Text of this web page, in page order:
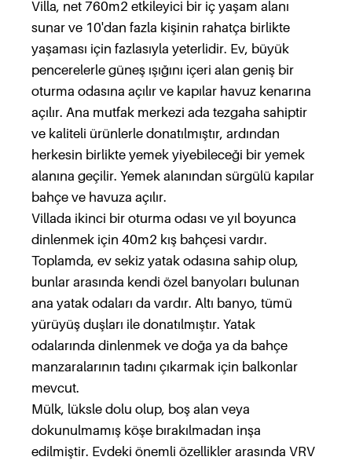
Villa, net 760m2 etkileyici bir iç yaşam alanı
sunar ve 10'dan fazla kişinin rahatça birlikte
yaşaması için fazlasıyla yeterlidir. Ev, büyük
pencerelerle güneş ışığını içeri alan geniş bir
oturma odasına açılır ve kapılar havuz kenarına
açılır. Ana mutfak merkezi ada tezgaha sahiptir
ve kaliteli ürünlerle donatılmıştır, ardından
herkesin birlikte yemek yiyebileceği bir yemek
alanına geçilir. Yemek alanından sürgülü kapılar
bahçe ve havuza açılır.
Villada ikinci bir oturma odası ve yıl boyunca
dinlenmek için 40m2 kış bahçesi vardır.
Toplamda, ev sekiz yatak odasına sahip olup,
bunlar arasında kendi özel banyoları bulunan
ana yatak odaları da vardır. Altı banyo, tümü
yürüyüş duşları ile donatılmıştır. Yatak
odalarında dinlenmek ve doğa ya da bahçe
manzaralarının tadını çıkarmak için balkonlar
mevcut.
Mülk, lüksle dolu olup, boş alan veya
dokunulmamış köşe bırakılmadan inşa
edilmiştir. Evdeki önemli özellikler arasında VRV